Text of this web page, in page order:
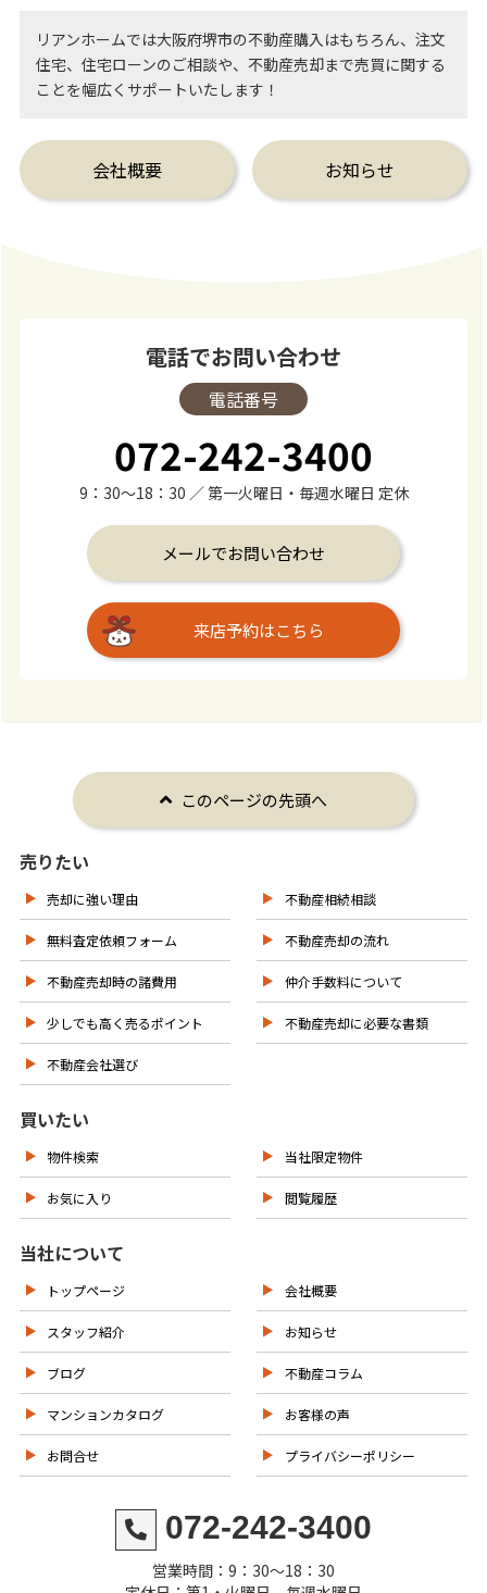
リアンホームでは大阪府堺市の不動産購入はもちろん、注文
住宅、住宅ローンのご相談や、不動産売却まで売買に関する
ことを幅広くサポートいたします！
会社概要 お知らせ
電話でお問い合わせ
電話番号
072-242-3400
9：30～18：30 ／ 第一火曜日・毎週水曜日 定休
メールでお問い合わせ
来店予約はこちら
このページの先頭へ
売りたい
売却に強い理由 不動産相続相談
無料査定依頼フォーム 不動産売却の流れ
不動産売却時の諸費用 仲介手数料について
少しでも高く売るポイント 不動産売却に必要な書類
不動産会社選び
買いたい
物件検索 当社限定物件
お気に入り 閲覧履歴
当社について
トップページ 会社概要
スタッフ紹介 お知らせ
ブログ 不動産コラム
マンションカタログ お客様の声
お問合せ プライバシーポリシー
072-242-3400
営業時間：9：30～18：30